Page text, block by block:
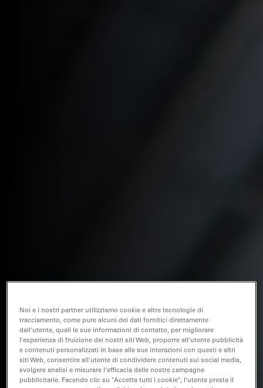
Noi e i nostri partner utilizziamo cookie e altre tecnologie di
tracciamento, come pure alcuni dei dati fornitici direttamente
dall'utente, quali le sue informazioni di contatto, per migliorare
l'esperienza di fruizione dei nostri siti Web, proporre all'utente pubblicità
e contenuti personalizzati in base alle sue interazioni con questi e altri
siti Web, consentire all'utente di condividere contenuti sui social media,
svolgere analisi e misurare l'efficacia delle nostre campagne
pubblicitarie. Facendo clic su "Accetta tutti i cookie", l'utente presta il